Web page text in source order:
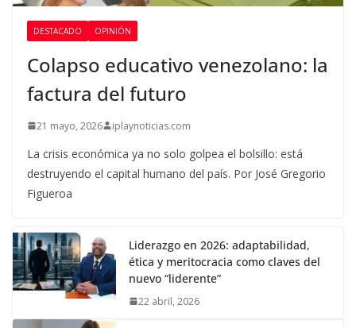
DESTACADO OPINIÓN
Colapso educativo venezolano: la
factura del futuro
21 mayo, 2026 iplaynoticias.com
La crisis económica ya no solo golpea el bolsillo: está
destruyendo el capital humano del país. Por José Gregorio
Figueroa
Liderazgo en 2026: adaptabilidad,
ética y meritocracia como claves del
nuevo “liderente”
22 abril, 2026